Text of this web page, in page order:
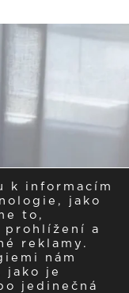
k informacím
jako
to,
prohlížení a
reklamy.
nám
jako je
jedinečná